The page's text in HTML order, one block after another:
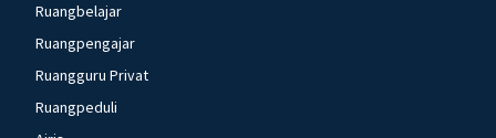
Ruangbelajar
Ruangpengajar
Ruangguru Privat
Ruangpeduli